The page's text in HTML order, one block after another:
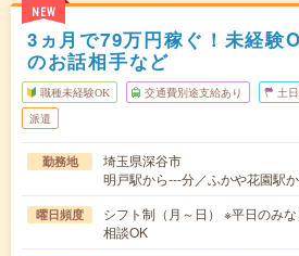
NEW
3ヵ月で79万円稼ぐ！未経験
のお話相手など
職種未経験OK 交通費別途支給あり 土
派遣
勤務地
埼玉県深谷市
明戸駅から---分／ふかや花園駅
曜日頻度
シフト制（月～日） ※平日のみ
相談OK